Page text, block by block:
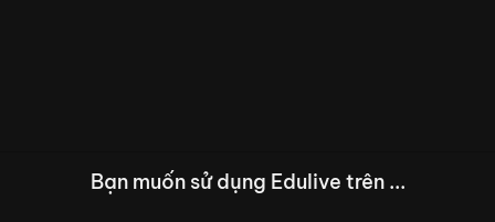
Bạn muốn sử dụng Edulive trên ...